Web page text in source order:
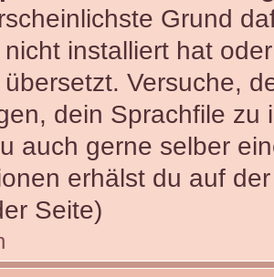
Grund
installiert hat
Versuche,
dein Sprachfile zu
auch gerne selber
erhälst du auf
Seite)